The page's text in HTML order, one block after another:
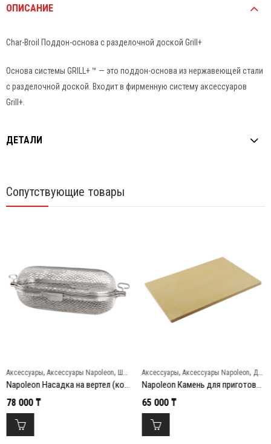
ОПИСАНИЕ
Char-Broil Поддон-основа с разделочной доской Grill+
Основа системы GRILL+ ™ — это поддон-основа из нержавеющей стали
с разделочной доской. Входит в фирменную систему аксессуаров
Grill+.
ДЕТАЛИ
Сопутствующие товары
Аксессуары, Аксессуары Napoleon, Шампуры и вертелы
Napoleon Насадка на вертел (корзинка) из нержавеющей стали
78 000 ₸
Аксессуары, Аксессуары Napoleon, Для пиццы и бургеров
Napoleon Камень для приготовления пиццы прямоугольный
65 000 ₸